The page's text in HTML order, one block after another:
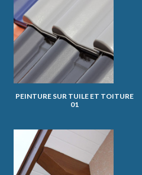
PEINTURE SUR TUILE ET TOITURE
01